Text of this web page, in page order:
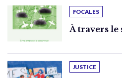
FOCALES
À travers le
JUSTICE